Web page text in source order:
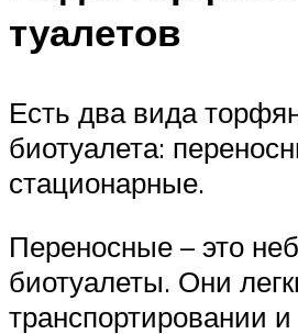
туалетов
Есть два вида
биотуалета:
стационарные.
Переносные – это
биотуалеты. Они
транспортировании